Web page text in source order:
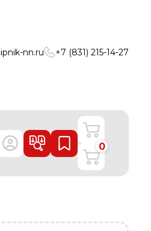
nn.ru +7 (831) 215-14-27
0